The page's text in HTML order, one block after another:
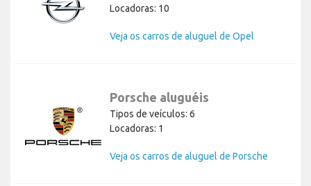
Locadoras: 10
Veja os carros de aluguel de Opel
Porsche aluguéis
Tipos de veículos: 6
Locadoras: 1
Veja os carros de aluguel de Porsche